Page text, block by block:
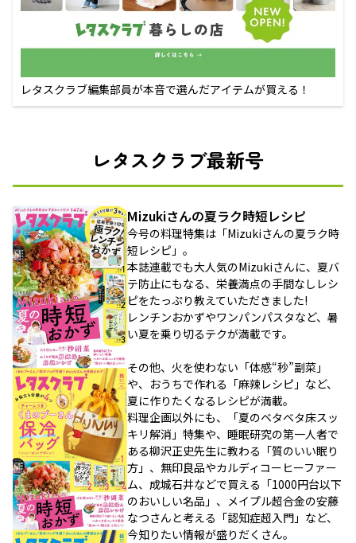
レタスクラブ編集部員が本音で選んだアイテムが買える！
レタスクラブ最新号
Mizukiさんの夏ラク時短レシピ
今号の料理特集は「Mizukiさんの夏ラク時
短レシピ」。
本誌連載でも大人気のMizukiさんに、夏バ
テ防止にもなる、栄養満点の手間なしレシ
ピをたっぷり教えていただきました!
レンチンおかずやワンパンパスタなど、暑
い夏を乗り切るテクが満載です。
その他、火を使わない「体感“秒”副菜」
や、おうちで作れる「麻辣レシピ」など、
夏に作りたくなるレシピが満載。
料理企画以外にも、「夏のベタベタ床スッ
キリ解消」特集や、睡眠研究の第一人者で
ある柳沢正史先生に教わる「質のいい眠り
方」、無印良品やカルディコーヒーファー
ム、成城石井などで買える「1000円台以下
のおいしい名品」、メイプル超合金の安藤
なつさんと考える「認知症超入門」など、
今知りたい情報が盛りだくさん。